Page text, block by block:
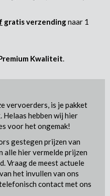
gratis verzendingnaar 1
Kwaliteit.
vervoerders, is je pakket
hebben wij hier
voor het ongemak!
gestegen prijzen van
hier vermelde prijzen
Vraag de meest actuele
het invullen van ons
contact met ons